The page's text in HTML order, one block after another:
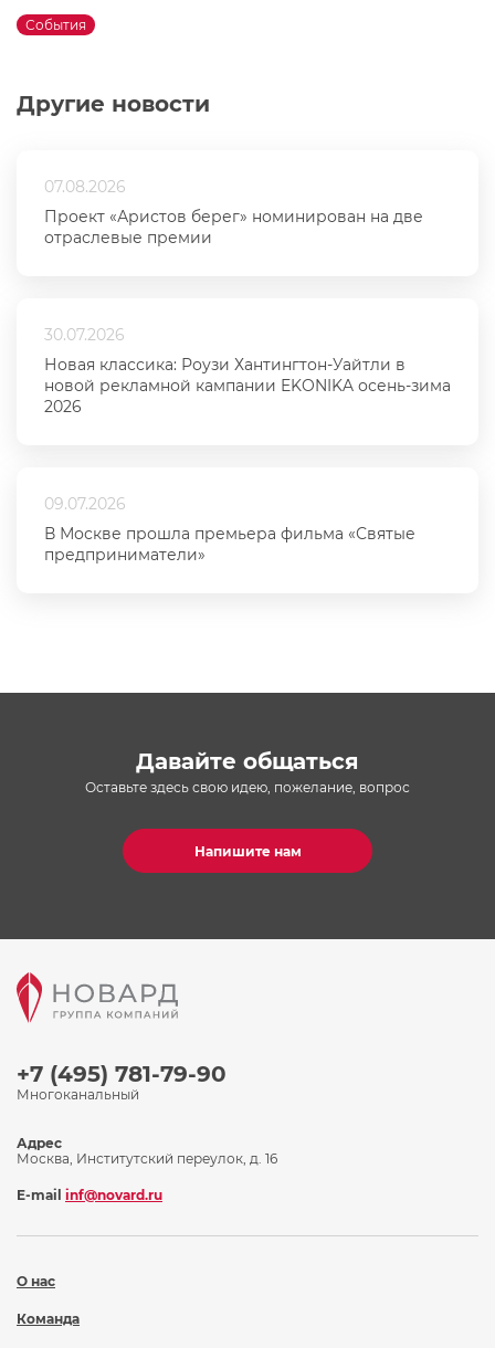
Другие новости
07.08.2026
Проект «Аристов берег» номинирован на две
отраслевые премии
30.07.2026
Новая классика: Роузи Хантингтон-Уайтли в
новой рекламной кампании EKONIKA осень-зима
2026
09.07.2026
В Москве прошла премьера фильма «Святые
предприниматели»
События
Давайте общаться
Оставьте здесь свою идею, пожелание, вопрос
Напишите нам
+7 (495) 781-79-90
Многоканальный
О нас
Команда
Адрес
Москва, Институтский переулок, д. 16
E-mail inf@novard.ru